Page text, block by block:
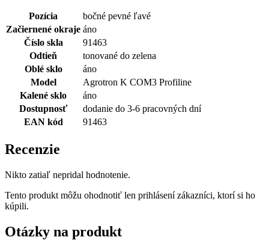
Pozícia
bočné pevné ľavé
Začiernené okraje áno
Číslo skla
91463
Odtieň
tonované do zelena
Oblé sklo
áno
Model
Agrotron K COM3 Profiline
Kalené sklo
áno
Dostupnosť
dodanie do 3-6 pracovných dní
EAN kód
91463
Recenzie
Nikto zatiaľ nepridal hodnotenie.
Tento produkt môžu ohodnotiť len prihlásení zákazníci, ktorí si ho
kúpili.
Otázky na produkt